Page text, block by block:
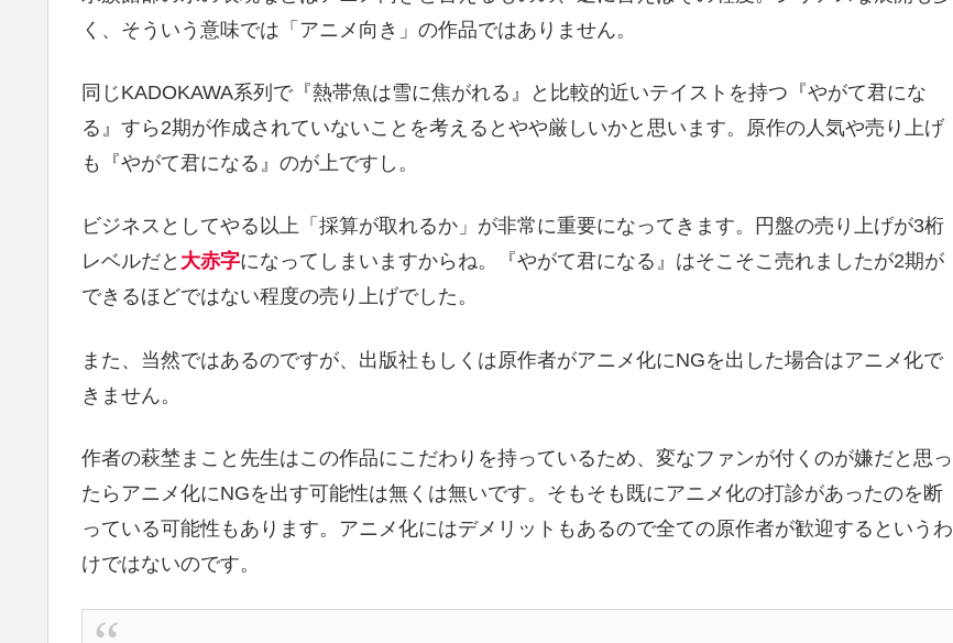
く、そういう意味では「アニメ向き」の作品ではありません。
同じKADOKAWA系列で『熱帯魚は雪に焦がれる』と比較的近いテイストを持つ『やがて君にな
る』すら2期が作成されていないことを考えるとやや厳しいかと思います。原作の人気や売り上げ
も『やがて君になる』のが上ですし。
ビジネスとしてやる以上「採算が取れるか」が非常に重要になってきます。円盤の売り上げが3桁
レベルだと 大赤字になってしまいますからね。『やがて君になる』はそこそこ売れましたが2期が
できるほどではない程度の売り上げでした。
また、当然ではあるのですが、出版社もしくは原作者がアニメ化にNGを出した場合はアニメ化で
きません。
作者の萩埜まこと先生はこの作品にこだわりを持っているため、変なファンが付くのが嫌だと思っ
たらアニメ化にNGを出す可能性は無くは無いです。そもそも既にアニメ化の打診があったのを断
っている可能性もあります。アニメ化にはデメリットもあるので全ての原作者が歓迎するというわ
けではないのです。